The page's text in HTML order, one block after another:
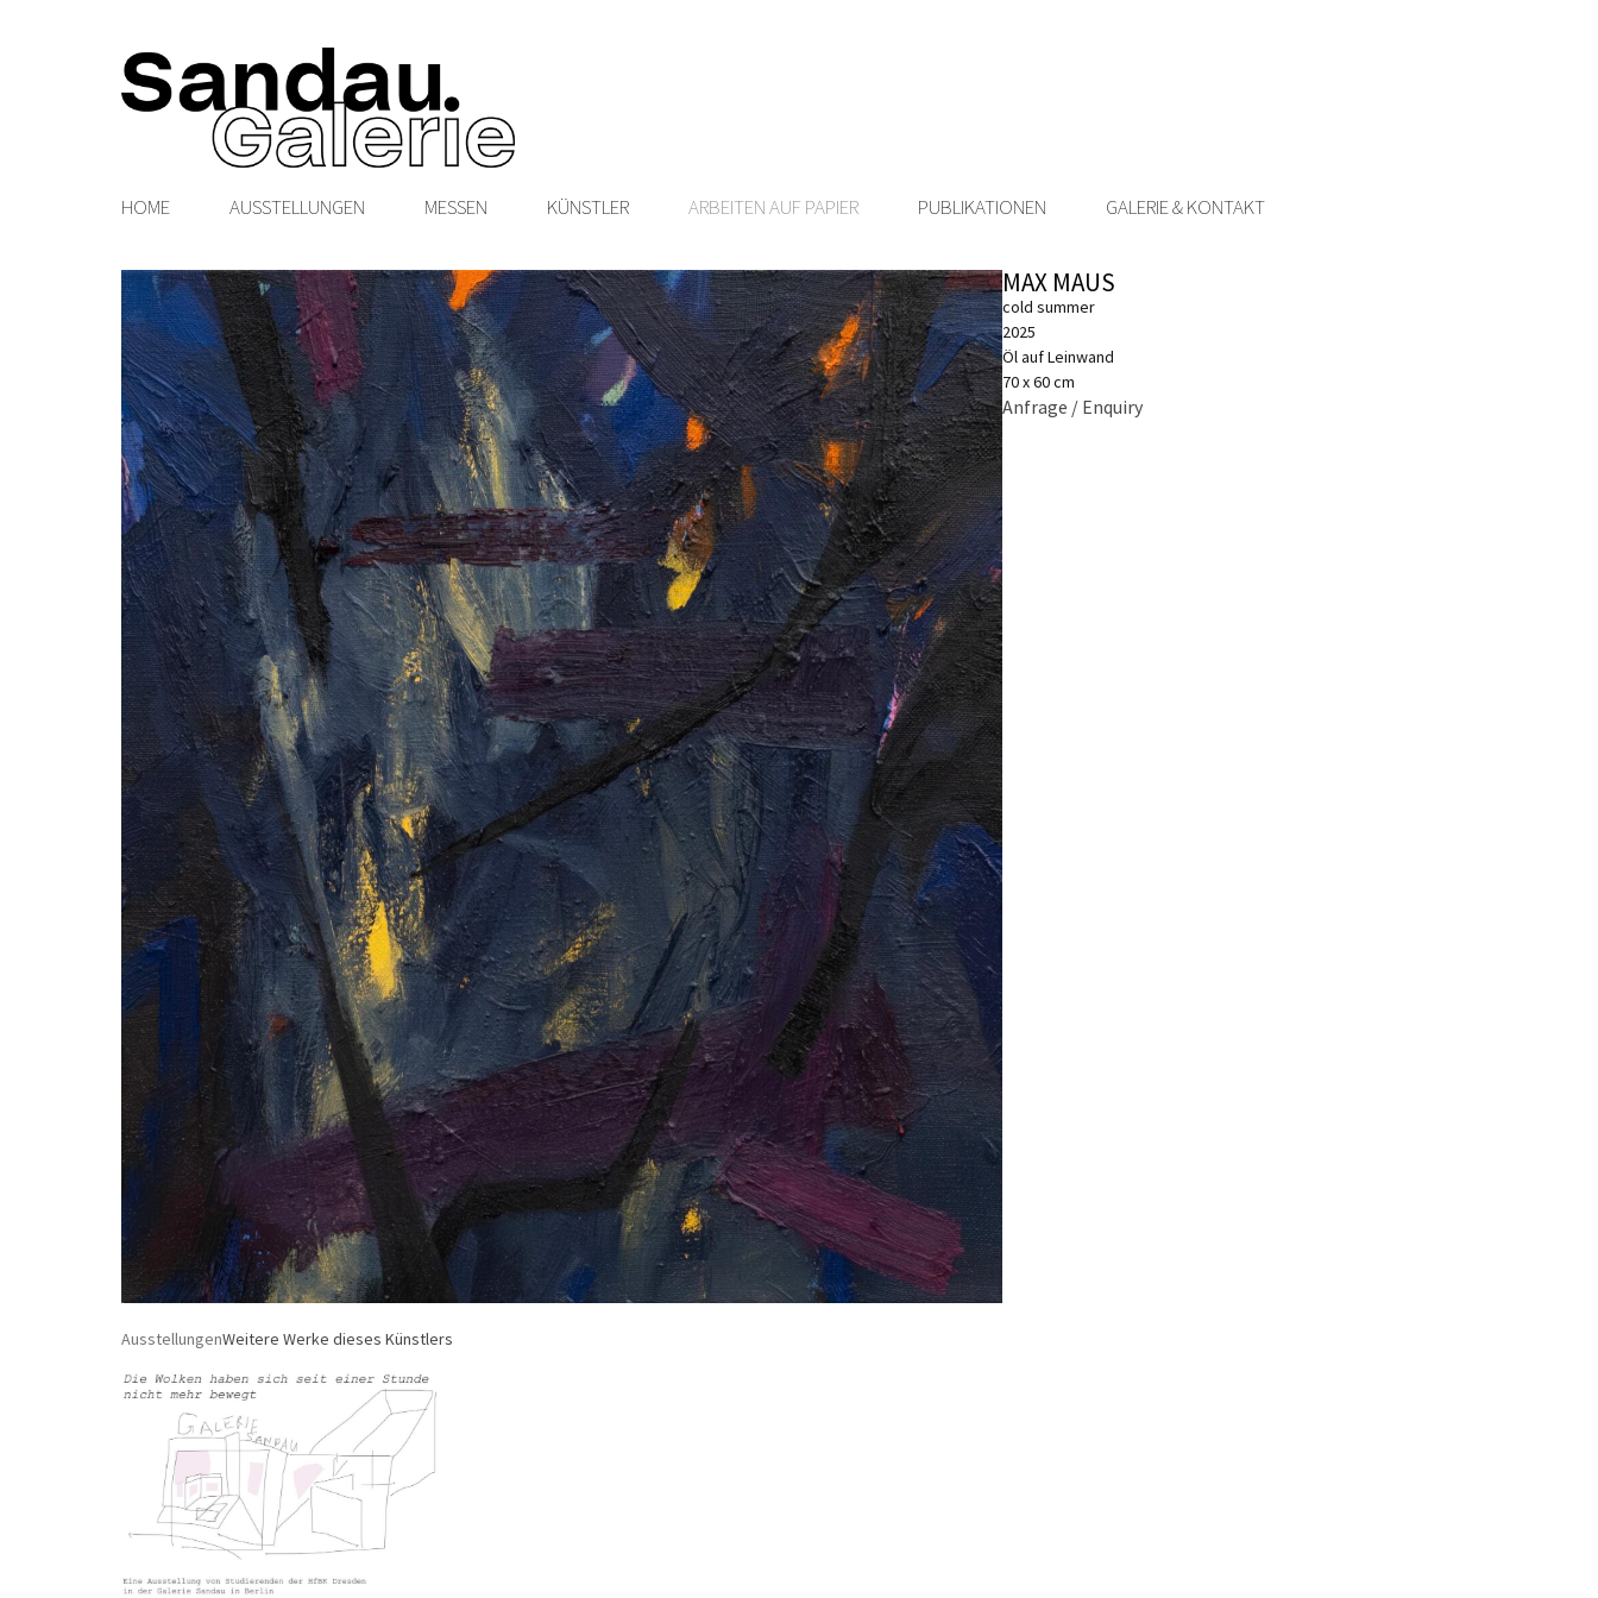
HOME AUSSTELLUNGEN MESSEN KÜNSTLER ARBEITEN AUF PAPIER PUBLIKATIONEN GALERIE & KONTAKT
MAX MAUS
cold summer
2025
Öl auf Leinwand
70 x 60 cm
Anfrage / Enquiry
AusstellungenWeitere Werke dieses Künstlers